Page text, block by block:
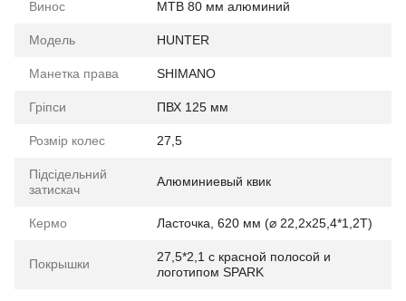
Винос МТВ 80 мм алюминий
Мoдель HUNTER
Манетка права SHIMANO
Гріпси ПВХ 125 мм
Розмір колес 27,5
Підсідельний
затискач
Алюминиевый квик
Кермо Ласточка, 620 мм (⌀ 22,2х25,4*1,2Т)
Покрышки
27,5*2,1 с красной полосой и
логотипом SPARK